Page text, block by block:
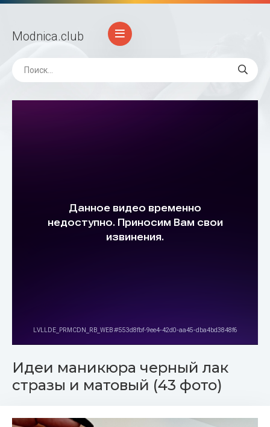
Modnica.club
Идеи маникюра черный лак
стразы и матовый (43 фото)